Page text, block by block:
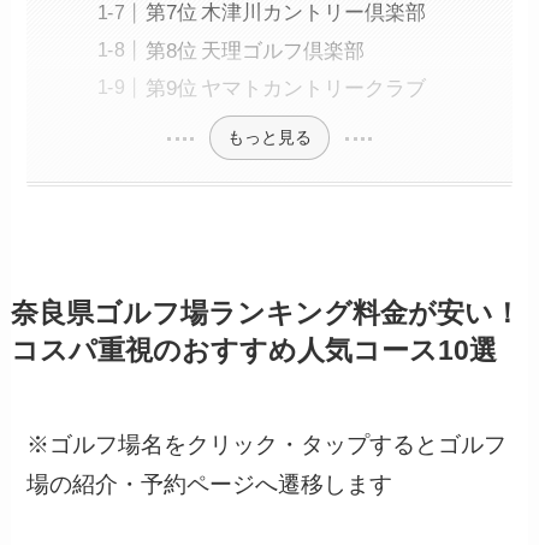
第7位 木津川カントリー倶楽部
第8位 天理ゴルフ倶楽部
第9位 ヤマトカントリークラブ
もっと見る
奈良県ゴルフ場ランキング料金が安い！
コスパ重視のおすすめ人気コース10選
※ゴルフ場名をクリック・タップするとゴルフ
場の紹介・予約ページへ遷移します